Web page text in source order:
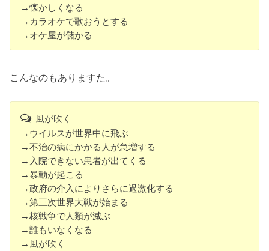
→懐かしくなる
→カラオケで歌おうとする
→オケ屋が儲かる
こんなのもありますた。
風が吹く
→ウイルスが世界中に飛ぶ
→不治の病にかかる人が急増する
→入院できない患者が出てくる
→暴動が起こる
→政府の介入によりさらに過激化する
→第三次世界大戦が始まる
→核戦争で人類が滅ぶ
→誰もいなくなる
→風が吹く